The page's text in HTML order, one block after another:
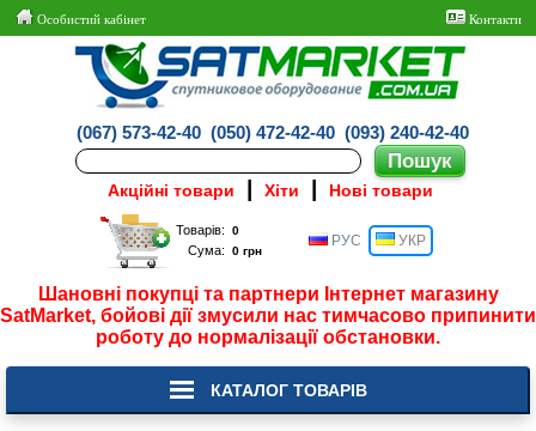
Особистий кабінет Контакти
(067) 573-42-40 (050) 472-42-40 (093) 240-42-40
Акційні товари Хіти Нові товари
Товарів:
Сума:
РУС УКР
Шановні покупці та партнери Інтернет магазину
SatMarket, бойові дії змусили нас тимчасово припинити
роботу до нормалізації обстановки.
КАТАЛОГ ТОВАРІВ